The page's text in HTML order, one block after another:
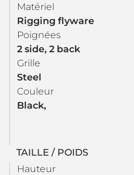
Matériel
Rigging flyware
Poignées
2 side, 2 back
Grille
Steel
Couleur
Black,
TAILLE / POIDS
Hauteur